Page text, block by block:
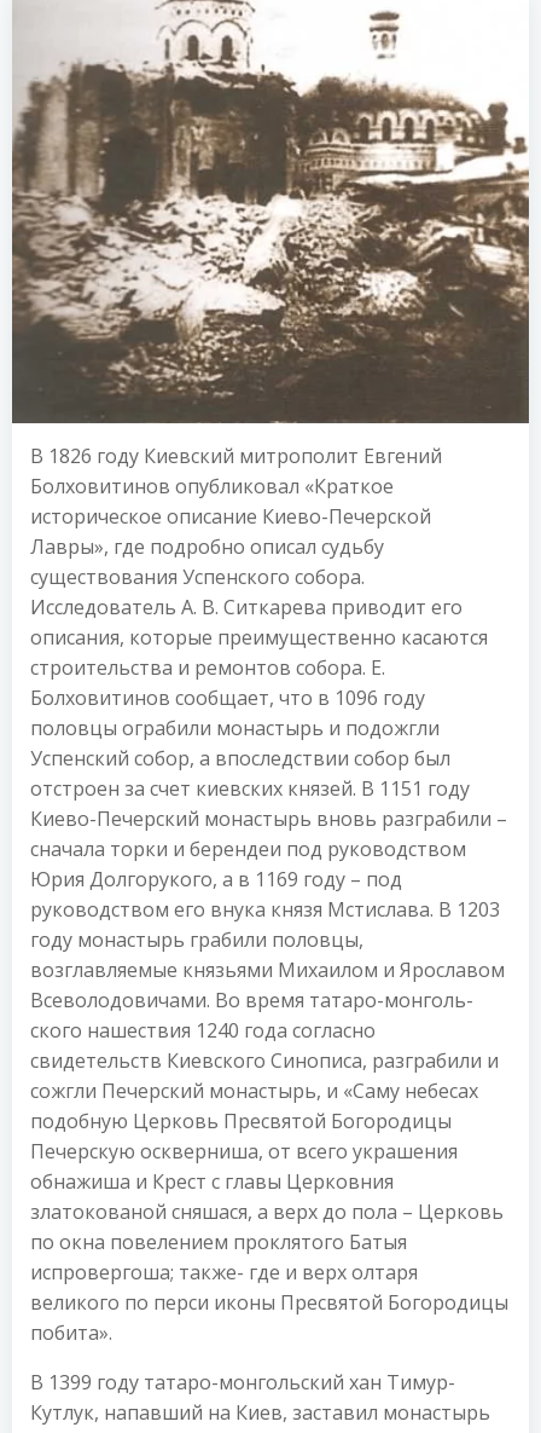
В 1826 году Киевский митрополит Евгений
Болховитинов опубликовал «Краткое
историческое описание Киево-Печерской
Лавры», где подробно описал судьбу
существования Успенского собора.
Исследователь А. В. Ситкарева приводит его
описания, которые преимущественно касаются
строительства и ремонтов собора. Е.
Болховитинов сообщает, что в 1096 году
половцы ограбили монастырь и подожгли
Успенский собор, а впоследствии собор был
отстроен за счет киевских князей. В 1151 году
Киево-Печерский монастырь вновь разграбили –
сначала торки и берендеи под руководством
Юрия Долгорукого, а в 1169 году – под
руководством его внука князя Мстислава. В 1203
году монастырь грабили половцы,
возглавляемые князьями Михаилом и Ярославом
Всеволодовичами. Во время татаро-монголь-
ского нашествия 1240 года согласно
свидетельств Киевского Синописа, разграбили и
сожгли Печерский монастырь, и «Саму небесах
подобную Церковь Пресвятой Богородицы
Печерскую оскверниша, от всего украшения
обнажиша и Крест с главы Церковния
златокованой сняшася, а верх до пола – Церковь
по окна повелением проклятого Батыя
испровергоша; также- где и верх олтаря
великого по перси иконы Пресвятой Богородицы
побита».
В 1399 году татаро-монгольский хан Тимур-
Кутлук, напавший на Киев, заставил монастырь